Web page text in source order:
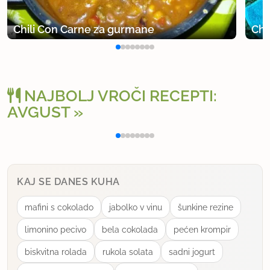
uporabno
Chili Con Carne za gurmane
NAJBOLJ VROČI RECEPTI:
AVGUST
Polnjena paprika na klasičen način
KAJ SE DANES KUHA
mafini s cokolado jabolko v vinu šunkine rezine
limonino pecivo bela cokolada pećen krompir
biskvitna rolada rukola solata sadni jogurt